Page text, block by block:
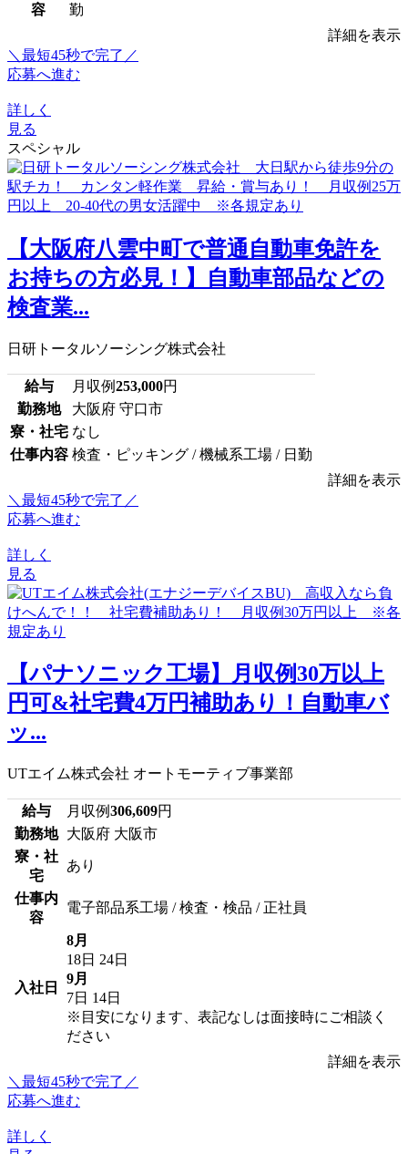
容
勤
詳細を表示
＼最短45秒で完了／
応募へ進む
詳しく
見る
スペシャル
【大阪府八雲中町で普通自動車免許を
お持ちの方必見！】自動車部品などの
検査業...
日研トータルソーシング株式会社
給与 月収例253,000円
勤務地
大阪府 守口市
寮・社宅 なし
仕事内容 検査・ピッキング / 機械系工場 / 日勤
詳細を表示
＼最短45秒で完了／
応募へ進む
詳しく
見る
【パナソニック工場】月収例30万以上
円可&社宅費4万円補助あり！自動車バ
ッ...
UTエイム株式会社 オートモーティブ事業部
給与 月収例306,609円
勤務地 大阪府 大阪市
寮・社
宅
あり
仕事内
容
電子部品系工場 / 検査・検品 / 正社員
入社日
8月
18日 24日
9月
7日 14日
※目安になります、表記なしは面接時にご相談く
ださい
詳細を表示
＼最短45秒で完了／
応募へ進む
詳しく